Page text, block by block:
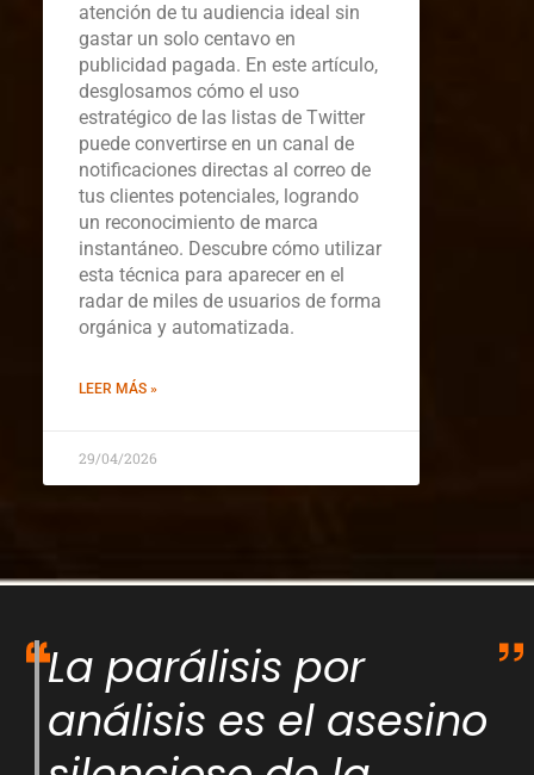
atención de tu audiencia ideal sin
gastar un solo centavo en
publicidad pagada. En este artículo,
desglosamos cómo el uso
estratégico de las listas de Twitter
puede convertirse en un canal de
notificaciones directas al correo de
tus clientes potenciales, logrando
un reconocimiento de marca
instantáneo. Descubre cómo utilizar
esta técnica para aparecer en el
radar de miles de usuarios de forma
orgánica y automatizada.
LEER MÁS »
29/04/2026
La parálisis por
análisis es el asesino